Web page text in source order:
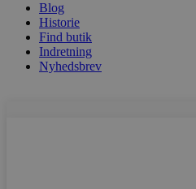
Blog
Historie
Find butik
Indretning
Nyhedsbrev